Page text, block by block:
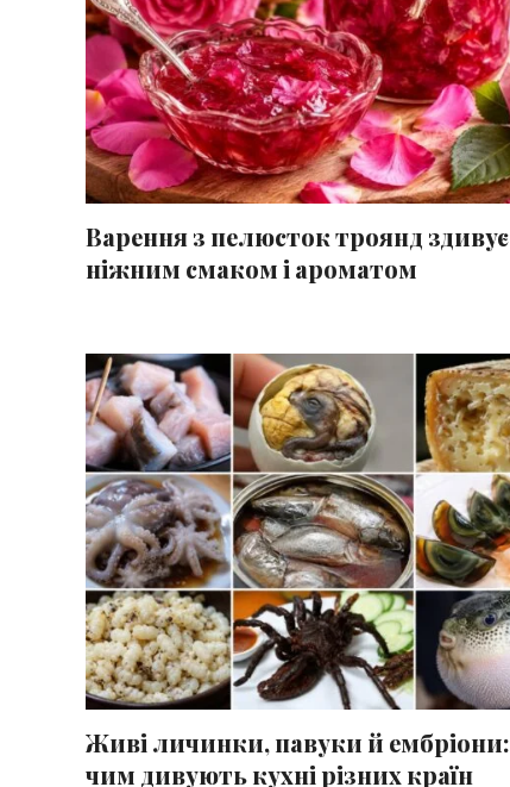
Варення з пелюсток троянд здивує
ніжним смаком і ароматом
Живі личинки, павуки й ембріони:
чим дивують кухні різних країн